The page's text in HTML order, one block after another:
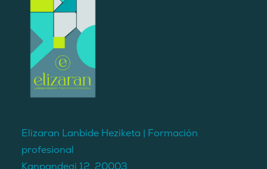
Elizaran Lanbide Heziketa | Formación
profesional
Kanpandegi 12, 20003